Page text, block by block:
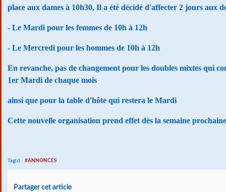
place aux dames à 10h30, Il a été décidé d'affecter 2 jours aux
- Le Mardi pour les femmes de 10h à 12h
- Le Mercredi pour les hommes de 10h à 12h
En revanche, pas de changement pour les doubles mixtes qui
1er Mardi de chaque mois
ainsi que pour la table d'hôte qui restera le Mardi
Cette nouvelle organisation prend effet dès la semaine
Tag(s) : #ANNONCES
Partager cet article